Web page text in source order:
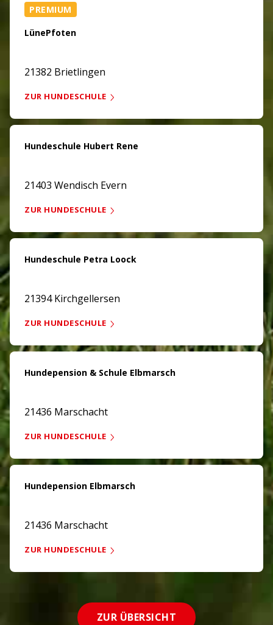
PREMIUM
LünePfoten
21382 Brietlingen
ZUR HUNDESCHULE
Hundeschule Hubert Rene
21403 Wendisch Evern
ZUR HUNDESCHULE
Hundeschule Petra Loock
21394 Kirchgellersen
ZUR HUNDESCHULE
Hundepension & Schule Elbmarsch
21436 Marschacht
ZUR HUNDESCHULE
Hundepension Elbmarsch
21436 Marschacht
ZUR HUNDESCHULE
ZUR ÜBERSICHT